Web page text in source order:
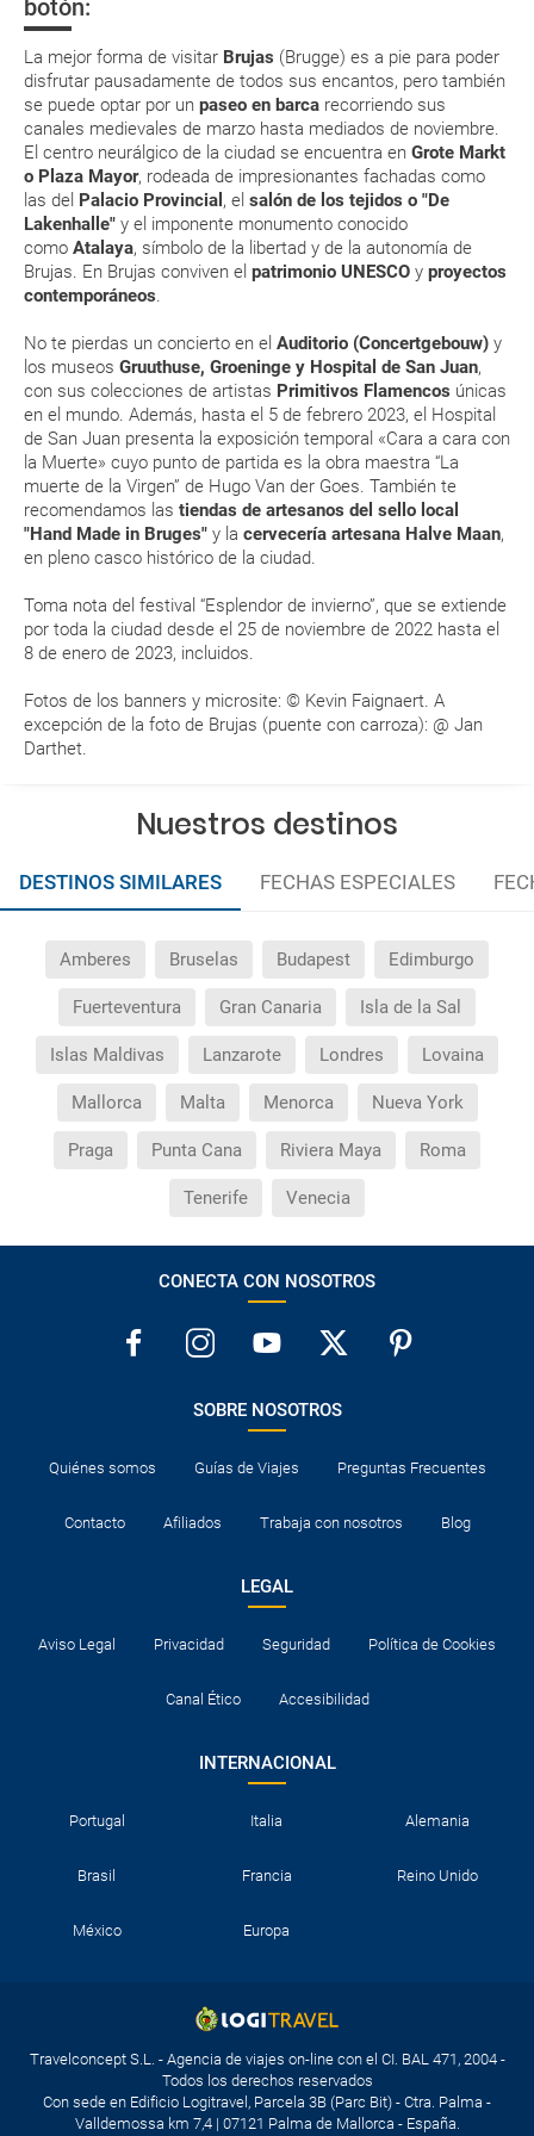
botón:
La mejor forma de visitar Brujas (Brugge) es a pie para poder
disfrutar pausadamente de todos sus encantos, pero también
se puede optar por un paseo en barca recorriendo sus
canales medievales de marzo hasta mediados de noviembre.
El centro neurálgico de la ciudad se encuentra en Grote Markt
o Plaza Mayor, rodeada de impresionantes fachadas como
las del Palacio Provincial , el salón de los tejidos o "De
Lakenhalle" y el imponente monumento conocido
como Atalaya, símbolo de la libertad y de la autonomía de
Brujas. En Brujas conviven el patrimonio UNESCO y proyectos
contemporáneos
No te pierdas un concierto en el Auditorio (Concertgebouw) y
los museos Gruuthuse, Groeninge y Hospital de San Juan,
con sus colecciones de artistas Primitivos Flamencos únicas
en el mundo. Además, hasta el 5 de febrero 2023, el Hospital
de San Juan presenta la exposición temporal «Cara a cara con
la Muerte» cuyo punto de partida es la obra maestra “La
muerte de la Virgen” de Hugo Van der Goes. También te
recomendamos las tiendas de artesanos del sello local
"Hand Made in Bruges" y la cervecería artesana Halve Maan,
en pleno casco histórico de la ciudad.
Toma nota del festival “Esplendor de invierno”, que se extiende
por toda la ciudad desde el 25 de noviembre de 2022 hasta el
8 de enero de 2023, incluidos.
Fotos de los banners y microsite: © Kevin Faignaert. A
excepción de la foto de Brujas (puente con carroza): @ Jan
Darthet.
suplemento extra en el mismo aeropuerto.
En caso de tener que enviarte la documentación de un paquete
vacacional (Caribe, circuitos, tours...) te enviaremos la documentación
de tu reserva alrededor de 10 días antes de salida, la cual deberás
imprimir y llevar contigo en el viaje.
Esta documentación te será requerida en el mostrador de la compañía
aérea a la hora de realizar el check-in el día de la salida.
MODIFICACIÓN ó CANCELACIÓN ¿Puedo anular o
modificar una reserva del viaje? ¿Qué gastos puede
generar una anulación o modificación del viaje?
¿Qué caducidad debe tener mi pasaporte para ir
a...?
¿Con cuánta antelación tengo que estar en el
aeropuerto?
RESERVAR ¿Cómo puedo reservar un viaje de
paquete vacacional en la página web?
Al realizar la reserva, uno de los servicios ha
quedado de pendiente de confirmación ¿Cómo
¿Cómo sé si hay plazas disponibles en el viaje que
Si tengo los traslados incluidos, ¿dónde debo
¿Incluye algún seguro de viaje mi reserva?
¿Cuáles son las condiciones generales en las
reservas de viajes?
¿Cuáles son los impuestos de entrada y salida del
¿Qué hago si el traslado contratado del aeropuerto
¿Por qué me sale el precio de un niño igual que el
Nuestros destinos
DESTINOS SIMILARES FECHAS ESPECIALES
Amberes Bruselas Budapest Edimburgo
Fuerteventura Gran Canaria Isla de la Sal
Islas Maldivas Lanzarote Londres Lovaina
Mallorca Malta Menorca Nueva York
Praga Punta Cana Riviera Maya Roma
Tenerife Venecia
CONECTA CON NOSOTROS
SOBRE NOSOTROS
Quiénes somos Guías de Viajes Preguntas Frecuentes
Contacto Afiliados Trabaja con nosotros Blog
LEGAL
Aviso Legal Privacidad Seguridad Política de Cookies
Canal Ético Accesibilidad
INTERNACIONAL
Portugal Italia Alemania
Brasil Francia Reino Unido
México Europa
Travelconcept S.L. - Agencia de viajes on-line con el CI. BAL 471, 2004 -
Todos los derechos reservados
Con sede en Edificio Logitravel, Parcela 3B (Parc Bit) - Ctra. Palma -
Valldemossa km 7,4 | 07121 Palma de Mallorca - España.